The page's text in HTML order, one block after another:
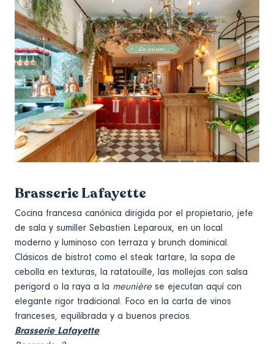
Brasserie Lafayette
Cocina francesa canónica dirigida por el propietario, jefe
de sala y sumiller Sebastien Leparoux, en un local
moderno y luminoso con terraza y brunch dominical.
Clásicos de bistrot como el steak tartare, la sopa de
cebolla en texturas, la ratatouille, las mollejas con salsa
perigord o la raya a la meunière se ejecutan aquí con
elegante rigor tradicional. Foco en la carta de vinos
franceses, equilibrada y a buenos precios.
Brasserie Lafayette